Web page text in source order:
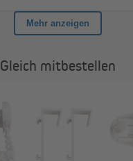
Gleich mitbestellen